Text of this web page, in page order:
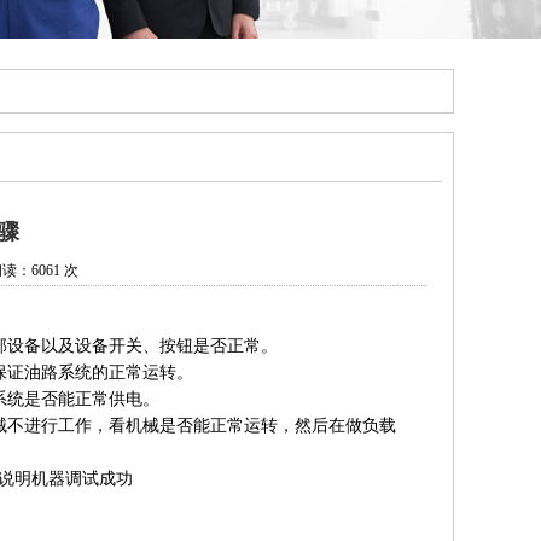
：6061 次
备以及设备开关、按钮是否正常。
油路系统的正常运转。
是否能正常供电。
不进行工作，看机械是否能正常运转，然后在做负载
明机器调试成功